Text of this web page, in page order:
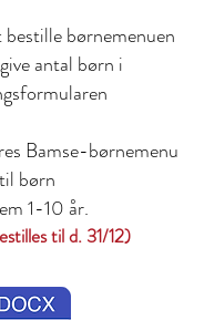
børnemenuen
antal børn i
Bamse-børnemenu
til børn
1-10 år.
til d. 31/12)